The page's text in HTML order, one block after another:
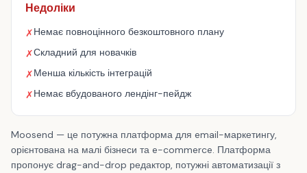
Недоліки
✗Немає повноцінного безкоштовного плану
✗Складний для новачків
✗Менша кількість інтеграцій
✗Немає вбудованого лендінг-пейдж
Moosend — це потужна платформа для email-маркетингу,
орієнтована на малі бізнеси та e-commerce. Платформа
пропонує drag-and-drop редактор, потужні автоматизації з